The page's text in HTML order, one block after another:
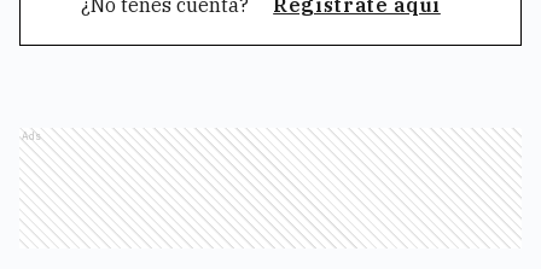
¿No tenés cuenta? Registrate aquí
Ads